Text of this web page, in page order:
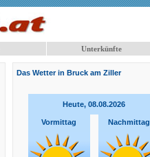
Unterkünfte
Das Wetter in Bruck am Ziller
Heute, 08.08.2026
Vormittag Nachmittag